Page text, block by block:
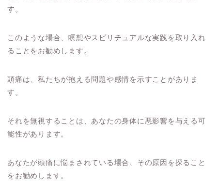
す。
このような場合、瞑想やスピリチュアルな実践を取り入れ
ることをお勧めします。
頭痛は、私たちが抱える問題や感情を示すことがありま
す。
それを無視することは、あなたの身体に悪影響を与える可
能性があります。
あなたが頭痛に悩まされている場合、その原因を探ること
をお勧めします。